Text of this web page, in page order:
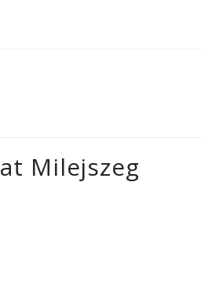
Milejszeg